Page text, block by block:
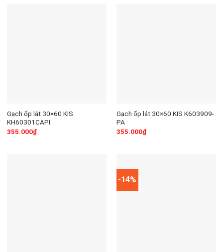
Gạch ốp lát 30×60 KIS
KH60301CAPI
355.000₫
Gạch ốp lát 30×60 KIS K603909-
PA
355.000₫
-14%